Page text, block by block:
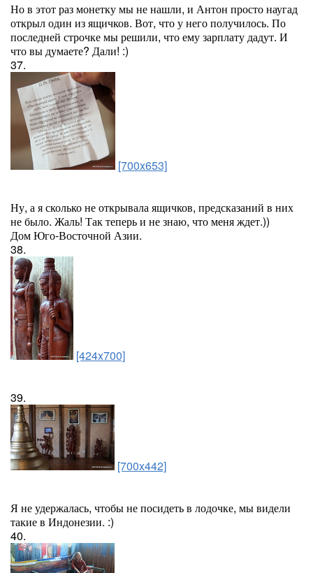
Но в этот раз монетку мы не нашли, и Антон просто наугад
открыл один из ящичков. Вот, что у него получилось. По
последней строчке мы решили, что ему зарплату дадут. И
что вы думаете? Дали! :)
37.
[700x653]
Ну, а я сколько не открывала ящичков, предсказаний в них
не было. Жаль! Так теперь и не знаю, что меня ждет.))
Дом Юго-Восточной Азии.
38.
[424x700]
39.
[700x442]
Я не удержалась, чтобы не посидеть в лодочке, мы видели
такие в Индонезии. :)
40.